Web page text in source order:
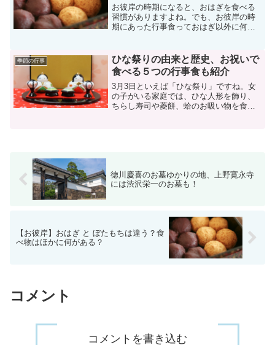
お彼岸の時期になると、おはぎを食べる
習慣がありますよね。でも、お彼岸の時
期にあった行事食っておはぎ以外に何か
行事食が、おはぎというのはなぜなのか
な？お彼岸のお供えや食べ...
季節の行事
ひな祭りの由来と歴史、お祝いで
食べる５つの行事食も紹介
3月3日といえば「ひな祭り」ですね。女
の子がいる家庭では、ひな人形を飾り、
ちらし寿司や菱餅、蛤のお吸い物を食べ
徳川慶喜のお墓ゆかりの地、上野寛永寺
には渋沢栄一のお墓も！
【お彼岸】おはぎ と ぼたもちは違う？食
べ物はほかに何がある？
コメント
コメントを書き込む